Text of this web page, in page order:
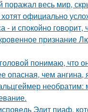
поражал весь мир,
официально
и спокойно говорит,
признание
понимаю, что
опасная, чем ангина,
Эдит пиаф,